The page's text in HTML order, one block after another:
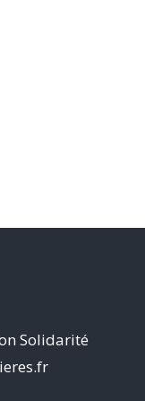
Solidarité